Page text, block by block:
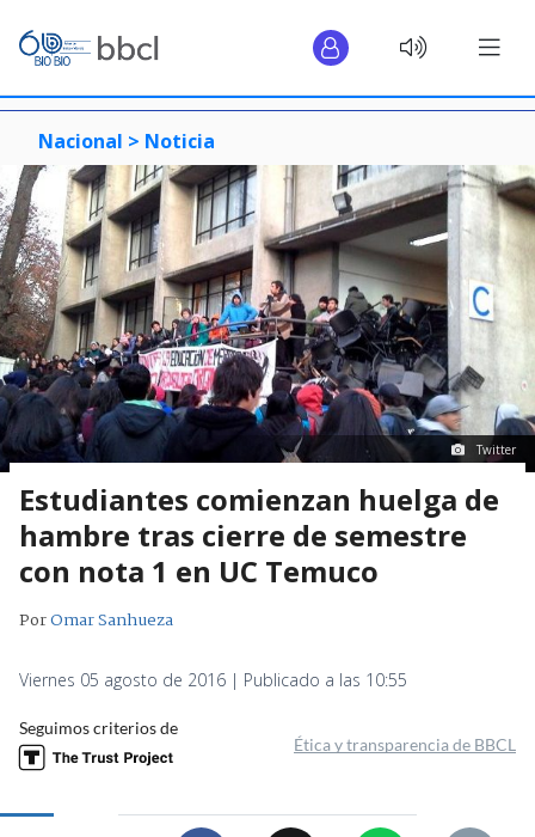
Nacional > Noticia
Twitter
Estudiantes comienzan huelga de
hambre tras cierre de semestre
con nota 1 en UC Temuco
PorOmar Sanhueza
Viernes 05 agosto de 2016 | Publicado a las 10:55
Seguimos criterios de
Ética y transparencia de BBCL